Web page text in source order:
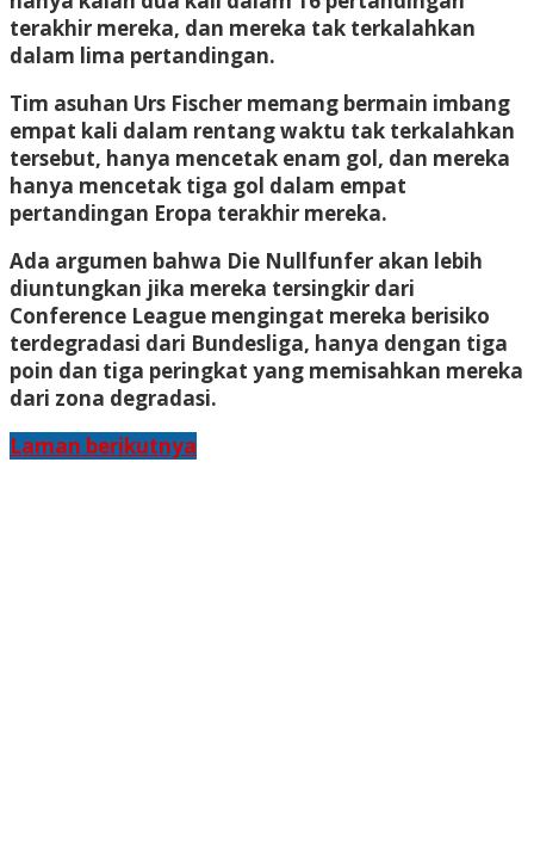
terakhir mereka, dan mereka tak terkalahkan
dalam lima pertandingan.
Tim asuhan Urs Fischer memang bermain imbang
empat kali dalam rentang waktu tak terkalahkan
tersebut, hanya mencetak enam gol, dan mereka
hanya mencetak tiga gol dalam empat
pertandingan Eropa terakhir mereka.
Ada argumen bahwa Die Nullfunfer akan lebih
diuntungkan jika mereka tersingkir dari
Conference League mengingat mereka berisiko
terdegradasi dari Bundesliga, hanya dengan tiga
poin dan tiga peringkat yang memisahkan mereka
dari zona degradasi.
Laman berikutnya